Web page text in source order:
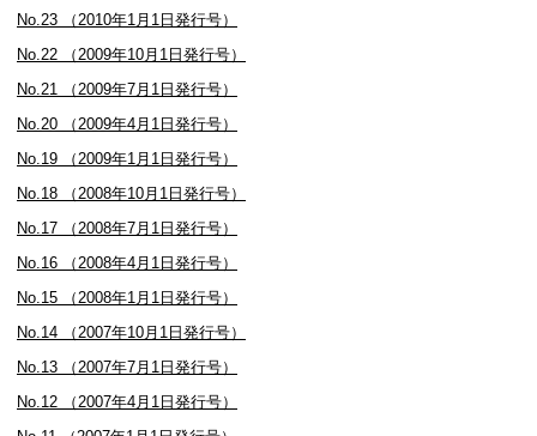
No.23 （2010年1月1日発行号）
No.22 （2009年10月1日発行号）
No.21 （2009年7月1日発行号）
No.20 （2009年4月1日発行号）
No.19 （2009年1月1日発行号）
No.18 （2008年10月1日発行号）
No.17 （2008年7月1日発行号）
No.16 （2008年4月1日発行号）
No.15 （2008年1月1日発行号）
No.14 （2007年10月1日発行号）
No.13 （2007年7月1日発行号）
No.12 （2007年4月1日発行号）